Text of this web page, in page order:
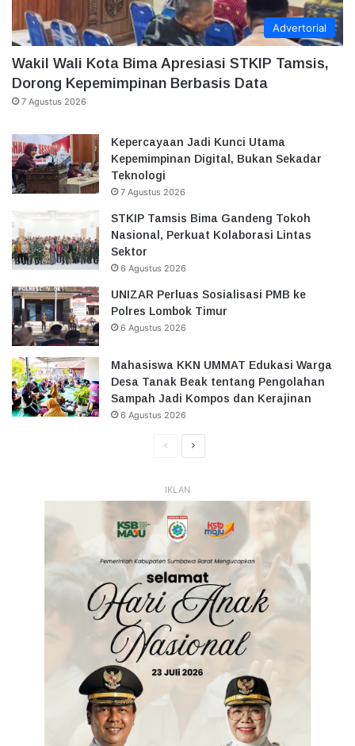
Advertorial
Wakil Wali Kota Bima Apresiasi STKIP Tamsis,
Dorong Kepemimpinan Berbasis Data
7 Agustus 2026
Kepercayaan Jadi Kunci Utama
Kepemimpinan Digital, Bukan Sekadar
Teknologi
7 Agustus 2026
STKIP Tamsis Bima Gandeng Tokoh
Nasional, Perkuat Kolaborasi Lintas
Sektor
6 Agustus 2026
UNIZAR Perluas Sosialisasi PMB ke
Polres Lombok Timur
6 Agustus 2026
Mahasiswa KKN UMMAT Edukasi Warga
Desa Tanak Beak tentang Pengolahan
Sampah Jadi Kompos dan Kerajinan
6 Agustus 2026
HalamanHalaman
IKLAN